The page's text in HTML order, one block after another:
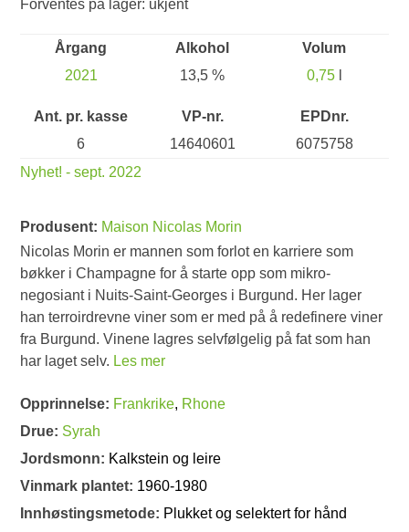
Forventes på lager: ukjent
Årgang
2021
Alkohol
13,5 %
Volum
0,75l
Ant. pr. kasse
6
VP-nr.
14640601
EPDnr.
6075758
Nyhet! - sept. 2022
Produsent: Maison Nicolas Morin
Nicolas Morin er mannen som forlot en karriere som
bøkker i Champagne for å starte opp som mikro-
negosiant i Nuits-Saint-Georges i Burgund. Her lager
han terroirdrevne viner som er med på å redefinere viner
fra Burgund. Vinene lagres selvfølgelig på fat som han
har laget selv. Les mer
Opprinnelse: Frankrike, Rhone
Drue: Syrah
Jordsmonn: Kalkstein og leire
Vinmark plantet: 1960-1980
Innhøstingsmetode: Plukket og selektert for hånd